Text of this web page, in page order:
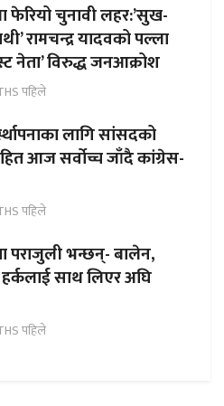
फेरियो चुनावी लहर:’सुख-
रामचन्द्र यादवको पल्ला
नेता’ विरुद्ध जनआक्रोश
पहिले
लागि सांसदको
आज सर्वोच्च जाँदै कांग्रेस-
पहिले
पराजुली भन्छन्- बालेन,
साथ लिएर अघि
पहिले